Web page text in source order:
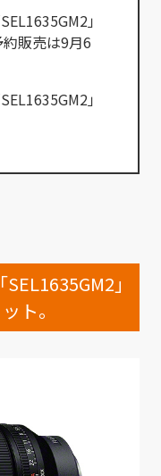
」
販売は9月6
」
」
ト。